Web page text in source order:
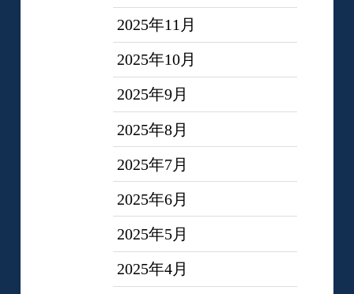
2025年11月
2025年10月
2025年9月
2025年8月
2025年7月
2025年6月
2025年5月
2025年4月